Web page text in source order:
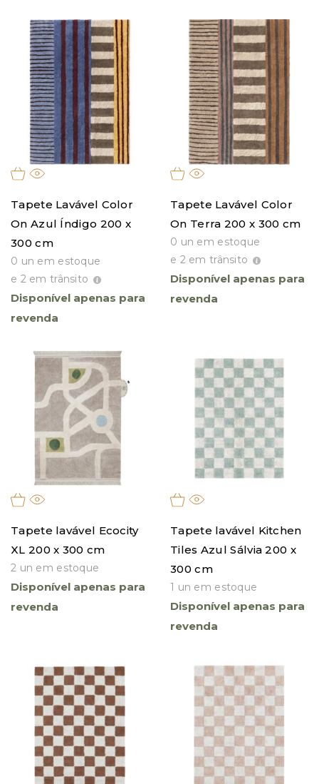
Tapete Lavável Color
On Azul Índigo 200 x
300 cm
0 un em estoque
e 2 em trânsito
Disponível apenas para
revenda
Tapete Lavável Color
On Terra 200 x 300 cm
0 un em estoque
e 2 em trânsito
Disponível apenas para
revenda
Tapete lavável Ecocity
XL 200 x 300 cm
2 un em estoque
Disponível apenas para
revenda
Tapete lavável Kitchen
Tiles Azul Sálvia 200 x
300 cm
1 un em estoque
Disponível apenas para
revenda